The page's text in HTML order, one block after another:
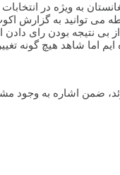
بی نتیجه بودن رای